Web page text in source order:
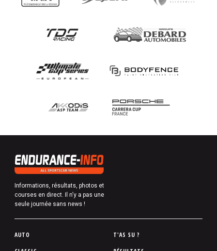
Informations, résultats, photos et
courses en direct. Il n'y a pas une
seule journée sans news !
P
AUTO
T'AS SU ?